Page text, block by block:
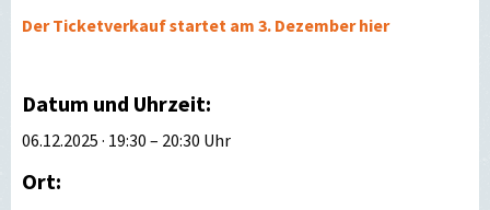
Der Ticketverkauf startet am 3. Dezember hier
Datum und Uhrzeit:
06.12.2025 · 19:30 – 20:30 Uhr
Ort: